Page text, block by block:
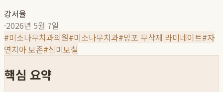
강서율
·2026년 5월 7일
#미소나무치과의원#미소나무치과#망포 무삭제 라미네이트#자
연치아 보존#심미보철
핵심 요약